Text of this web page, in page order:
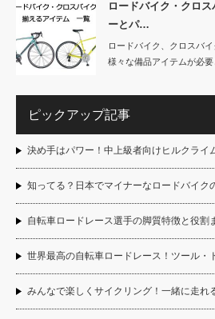
ロードバイク・クロ
ーとパ…
ロードバイク、クロスバ
様々な備品アイテムが必要
ピックアップ記事
決め手はパワー！中上級者向けヒルクライ
知ってる？日本でマイナーなロードバイク
自転車ロードレース選手の脚質特徴と役割
世界最高の自転車ロードレース！ツール・
みんなで楽しくサイクリング！一緒に走れ